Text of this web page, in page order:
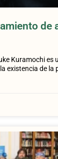
de
Kuramochi es
existencia de la